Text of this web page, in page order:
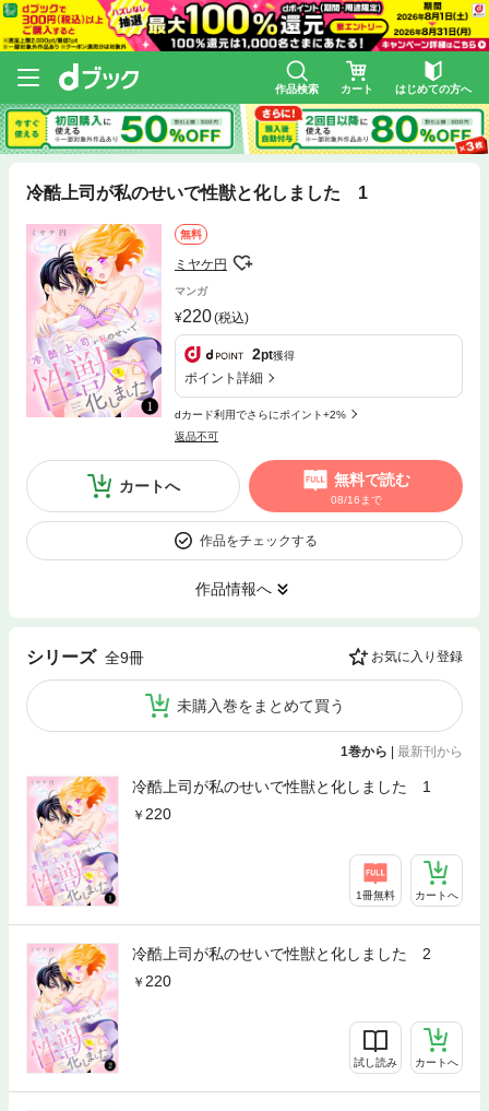
作品検索 カート はじめての方へ
冷酷上司が私のせいで性獣と化しました 1
無料
ミヤケ円
マンガ
220(税込)
2pt獲得
ポイント詳細
dカード利用でさらにポイント+2%
返品不可
カートへ 無料で読む
08/16まで
作品をチェックする
作品情報へ
シリーズ 全9冊 お気に入り登録
未購入巻をまとめて買う
1巻から 最新刊から
冷酷上司が私のせいで性獣と化しました 1
220
1冊無料 カートへ
冷酷上司が私のせいで性獣と化しました 2
220
試し読み カートへ